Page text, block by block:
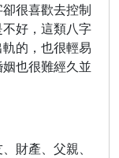
很喜歡去控制
好，這類八字
的，也很輕易
也很難經久並
財產、父親、